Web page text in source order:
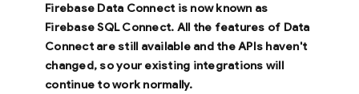
Firebase Data Connectis now known as
Firebase SQL Connect. All the features of Data
Connectare still available and the APIs haven't
changed, so your existing integrations will
continue to work normally.